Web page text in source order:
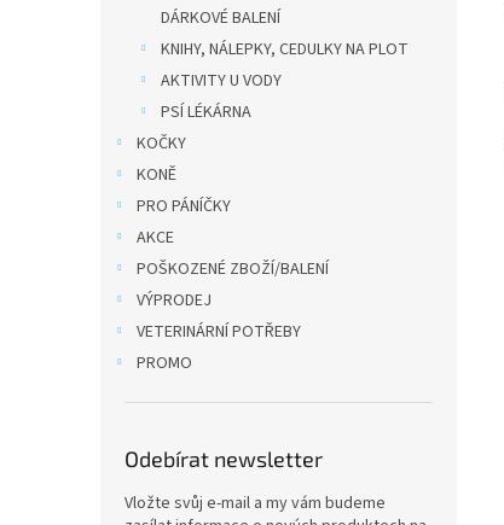
DÁRKOVÉ BALENÍ
KNIHY, NÁLEPKY, CEDULKY NA PLOT
AKTIVITY U VODY
PSÍ LÉKÁRNA
KOČKY
KONĚ
PRO PÁNÍČKY
AKCE
POŠKOZENÉ ZBOŽÍ/BALENÍ
VÝPRODEJ
VETERINÁRNÍ POTŘEBY
PROMO
Odebírat newsletter
Vložte svůj e-mail a my vám budeme